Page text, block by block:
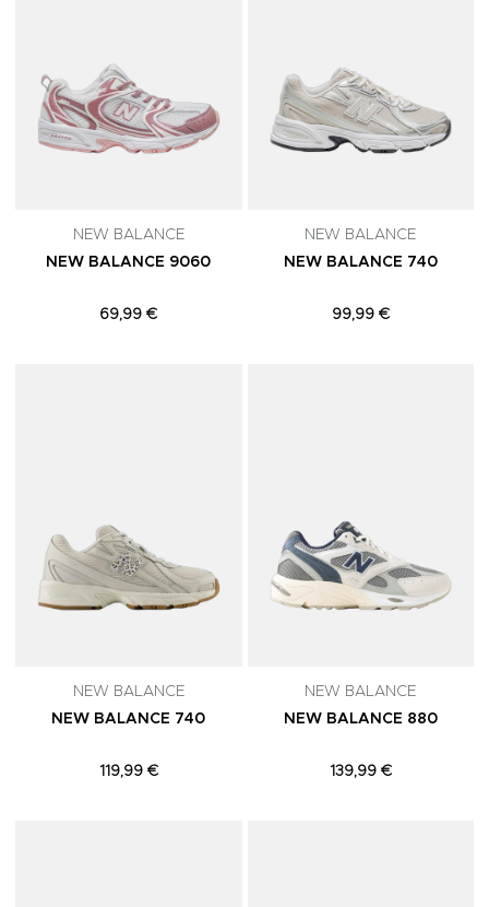
NEW BALANCE
NEW BALANCE 9060
69,99 €
NEW BALANCE
NEW BALANCE 740
99,99 €
NEW BALANCE
NEW BALANCE 740
119,99 €
NEW BALANCE
NEW BALANCE 880
139,99 €